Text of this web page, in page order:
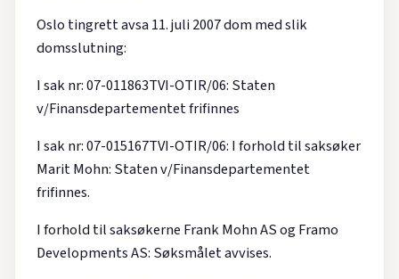
Oslo tingrett avsa 11. juli 2007 dom med slik
domsslutning:
I sak nr: 07-011863TVI-OTIR/06: Staten
v/Finansdepartementet frifinnes
I sak nr: 07-015167TVI-OTIR/06: I forhold til saksøker
Marit Mohn: Staten v/Finansdepartementet
frifinnes.
I forhold til saksøkerne Frank Mohn AS og Framo
Developments AS: Søksmålet avvises.